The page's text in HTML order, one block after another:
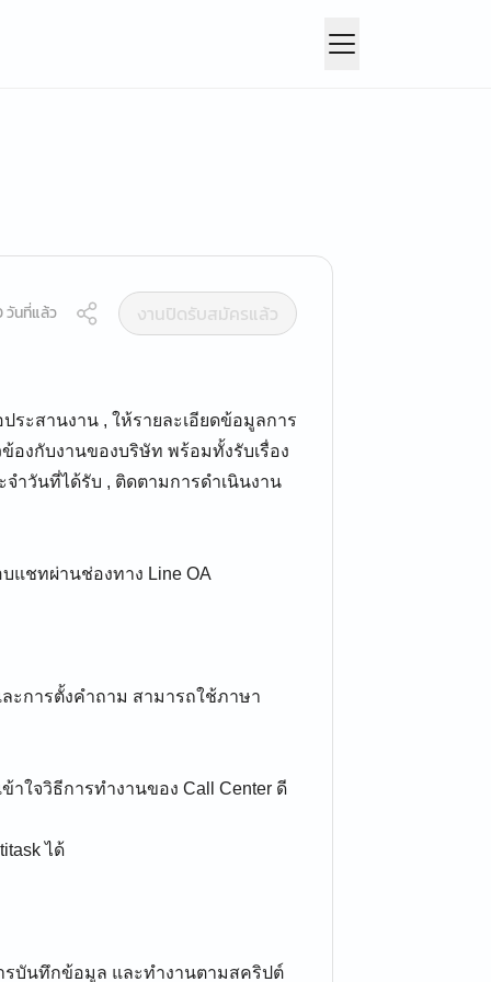
วันที่แล้ว
งานปิดรับสมัครแล้ว
ระสานงาน , ให้รายละเอียดข้อมูลการ
องกับงานของบริษัท พร้อมทั้งรับเรื่อง
ำวันที่ได้รับ , ติดตามการดำเนินงาน
แชทผ่านช่องทาง Line OA
ะการตั้งคำถาม สามารถใช้ภาษา
าใจวิธีการทำงานของ Call Center ดี
ได้
รบันทึกข้อมูล และทำงานตามสคริปต์